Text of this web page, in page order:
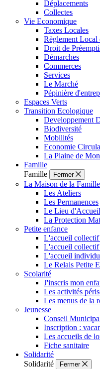
Déplacements
Collectes
Vie Economique
Taxes Locales
Règlement Local
Droit de
Démarches
Commerces
Services
Le Marché
Pépinière
Espaces Verts
Transition Ecologique
Developpement
Biodiversité
Mobilités
Economie
La Plaine de
Famille
Famille
Fermer
La Maison de la Famille
Les Ateliers
Les Permanences
Le Lieu
La Protection
Petite enfance
L'accueil
L'accueil
L'accueil
Le Relais Petite
Scolarité
J'inscris mon
Les activités
Les menus de la
Jeunesse
Conseil
Inscription :
Les accueils de
Fiche sanitaire
Solidarité
Solidarité
Fermer